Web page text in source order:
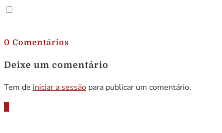
0 Comentários
Deixe um comentário
Tem de iniciar a sessão para publicar um comentário.